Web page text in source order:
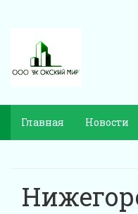
Главная Новости